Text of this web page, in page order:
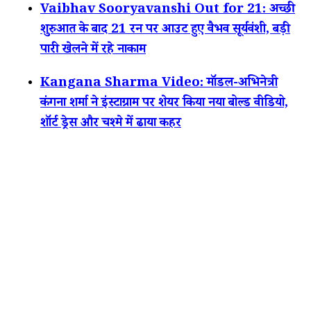
Vaibhav Sooryavanshi Out for 21: अच्छी
शुरुआत के बाद 21 रन पर आउट हुए वैभव सूर्यवंशी, बड़ी
पारी खेलने में रहे नाकाम
Kangana Sharma Video: मॉडल-अभिनेत्री
कंगना शर्मा ने इंस्टाग्राम पर शेयर किया नया बोल्ड वीडियो,
शॉर्ट ड्रेस और चश्मे में ढाया कहर